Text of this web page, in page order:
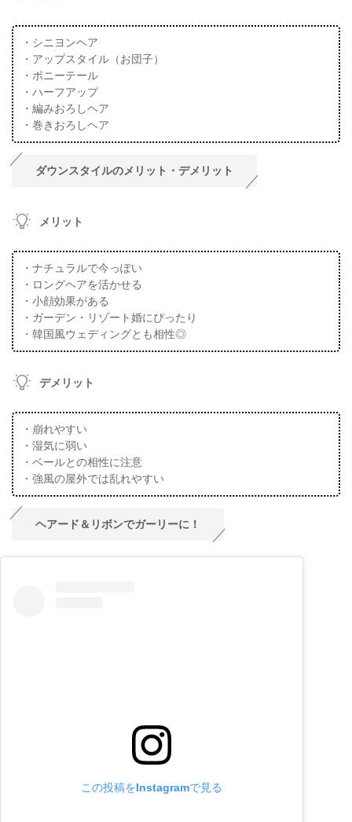
・シニヨンヘア
・アップスタイル（お団子）
・ポニーテール
・ハーフアップ
・編みおろしヘア
・巻きおろしヘア
ダウンスタイルのメリット・デメリット
メリット
・ナチュラルで今っぽい
・ロングヘアを活かせる
・小顔効果がある
・ガーデン・リゾート婚にぴったり
・韓国風ウェディングとも相性◎
デメリット
・崩れやすい
・湿気に弱い
・ベールとの相性に注意
・強風の屋外では乱れやすい
ヘアード＆リボンでガーリーに！
この投稿をInstagramで見る